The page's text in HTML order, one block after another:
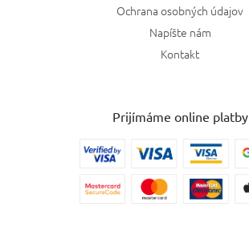
Ochrana osobných údajov
Napíšte nám
Kontakt
Prijímáme online platby